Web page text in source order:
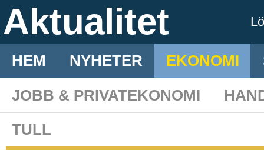
Aktualitet
HEM NYHETER EKONOMI
JOBB & PRIVATEKONOMI
TULL